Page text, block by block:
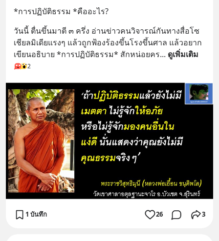
*การปฏิบัติธรรม *คืออะไร?
วันนี้ ตื่นขึ้นมาตี ๓ ครึ่ง อ่านข่าวคนวิจารณ์กันทางสื่อโซ
เชียลมิเดียแรงๆ แล้วถูกฟ้องร้องขึ้นโรงขึ้นศาล แล้วอยาก
เขียนอธิบาย *การปฏิบัติธรรม* สักหน่อยคร... ดูเพิ่มเติม
2
1 บันทึก 26 3